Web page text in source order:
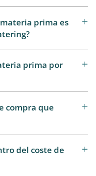
prima es
prima por
compra que
del coste de